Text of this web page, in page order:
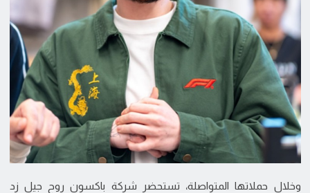
وخلال حملاتها المتواصلة، تستحضر شركة باكسون روح جيل زد